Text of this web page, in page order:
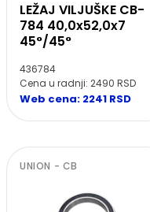
LEŽAJ VILJUŠKE CB-
784 40,0x52,0x7
45°/45°
436784
Cena u radnji: 2490 RSD
Web cena: 2241 RSD
UNION - CB